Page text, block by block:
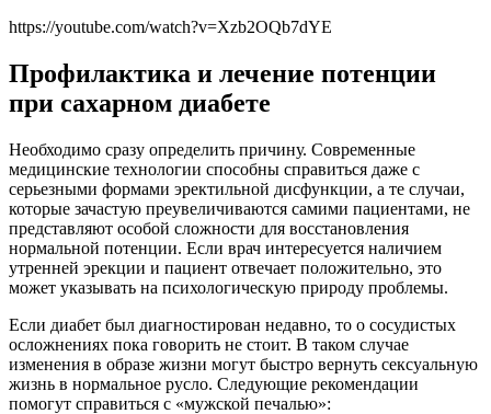
https://youtube.com/watch?v=Xzb2OQb7dYE
Профилактика и лечение потенции
при сахарном диабете
Необходимо сразу определить причину. Современные
медицинские технологии способны справиться даже с
серьезными формами эректильной дисфункции, а те случаи,
которые зачастую преувеличиваются самими пациентами, не
представляют особой сложности для восстановления
нормальной потенции. Если врач интересуется наличием
утренней эрекции и пациент отвечает положительно, это
может указывать на психологическую природу проблемы.
Если диабет был диагностирован недавно, то о сосудистых
осложнениях пока говорить не стоит. В таком случае
изменения в образе жизни могут быстро вернуть сексуальную
жизнь в нормальное русло. Следующие рекомендации
помогут справиться с «мужской печалью»: